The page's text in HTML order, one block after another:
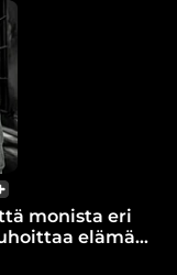
monista eri
elämää